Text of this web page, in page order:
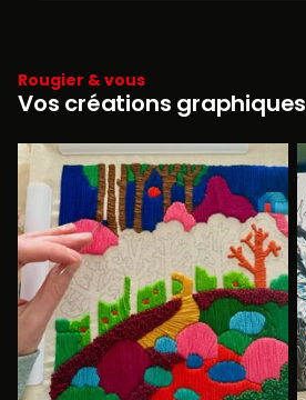
Rougier & vous
Vos créations graphiques